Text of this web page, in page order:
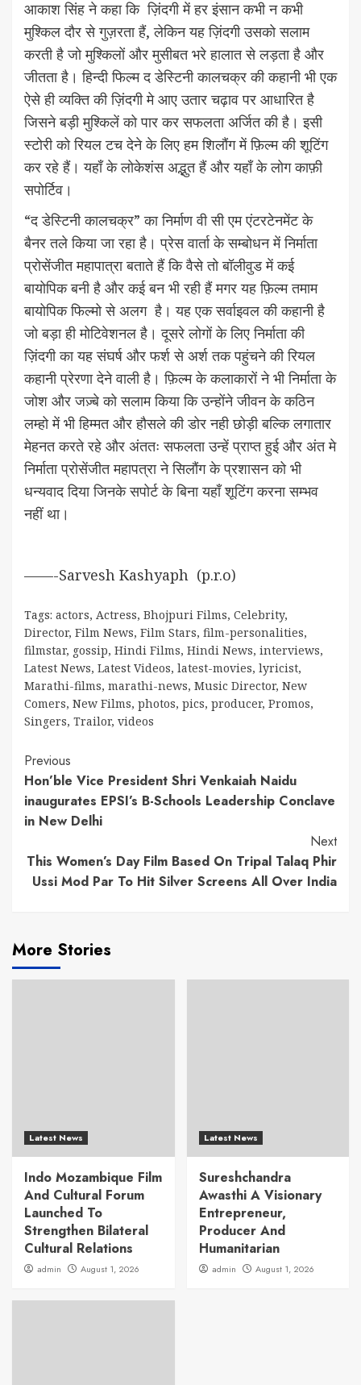
आकाश सिंह ने कहा कि ज़िंदगी में हर इंसान कभी न कभी
मुश्किल दौर से गुज़रता हैं, लेकिन यह ज़िंदगी उसको सलाम
करती है जो मुश्किलों और मुसीबत भरे हालात से लड़ता है और
जीतता है। हिन्दी फिल्म द डेस्टिनी कालचक्र की कहानी भी एक
ऐसे ही व्यक्ति की ज़िंदगी मे आए उतार चढ़ाव पर आधारित है
जिसने बड़ी मुश्किलें को पार कर सफलता अर्जित की है। इसी
स्टोरी को रियल टच देने के लिए हम शिलौंग में फ़िल्म की शूटिंग
कर रहे हैं। यहाँ के लोकेशंस अद्भुत हैं और यहाँ के लोग काफ़ी
सपोर्टिव।
“द डेस्टिनी कालचक्र” का निर्माण वी सी एम एंटरटेनमेंट के
बैनर तले किया जा रहा है। प्रेस वार्ता के सम्बोधन में निर्माता
प्रोसेंजीत महापात्रा बताते हैं कि वैसे तो बॉलीवुड में कई
बायोपिक बनी है और कई बन भी रही हैं मगर यह फ़िल्म तमाम
बायोपिक फिल्मो से अलग है। यह एक सर्वाइवल की कहानी है
जो बड़ा ही मोटिवेशनल है। दूसरे लोगों के लिए निर्माता की
ज़िंदगी का यह संघर्ष और फर्श से अर्श तक पहुंचने की रियल
कहानी प्रेरणा देने वाली है। फ़िल्म के कलाकारों ने भी निर्माता के
जोश और जज़्बे को सलाम किया कि उन्होंने जीवन के कठिन
लम्हो में भी हिम्मत और हौसले की डोर नही छोड़ी बल्कि लगातार
मेहनत करते रहे और अंततः सफलता उन्हें प्राप्त हुई और अंत मे
निर्माता प्रोसेंजीत महापत्रा ने सिलौंग के प्रशासन को भी
धन्यवाद दिया जिनके सपोर्ट के बिना यहाँ शूटिंग करना सम्भव
नहीं था।
——-Sarvesh Kashyaph (p.r.o)
Tags: actors, Actress, Bhojpuri Films, Celebrity,
Director, Film News, Film Stars, film-personalities,
filmstar, gossip, Hindi Films, Hindi News, interviews,
Latest News, Latest Videos, latest-movies, lyricist,
Marathi-films, marathi-news, Music Director, New
Comers, New Films, photos, pics, producer, Promos,
Singers, Trailor, videos
Continue
Reading
Previous
Hon’ble Vice President Shri Venkaiah Naidu
inaugurates EPSI’s B-Schools Leadership Conclave
in New Delhi
Next
This Women’s Day Film Based On Tripal Talaq Phir
Ussi Mod Par To Hit Silver Screens All Over India
More Stories
Latest News
Indo Mozambique Film
And Cultural Forum
Launched To
Strengthen Bilateral
Cultural Relations
admin August 1, 2026
Latest News
Sureshchandra
Awasthi A Visionary
Entrepreneur,
Producer And
Humanitarian
admin August 1, 2026